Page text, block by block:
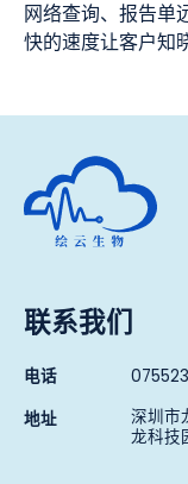
网络查询、报告单
快的速度让客户知
深圳市绘云生物科技有限公
联系我们
电话
地址 深圳市
龙科技